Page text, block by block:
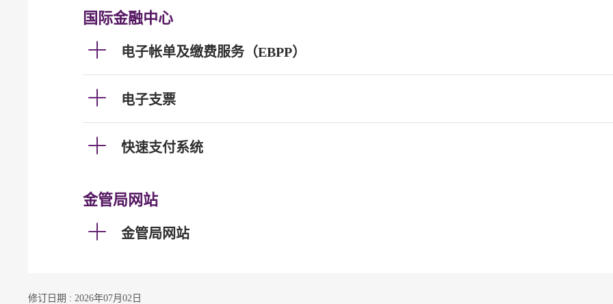
国际金融中心
电子帐单及缴费服务（EBPP）
电子支票
快速支付系统
金管局网站
金管局网站
修订日期 : 2026年07月02日